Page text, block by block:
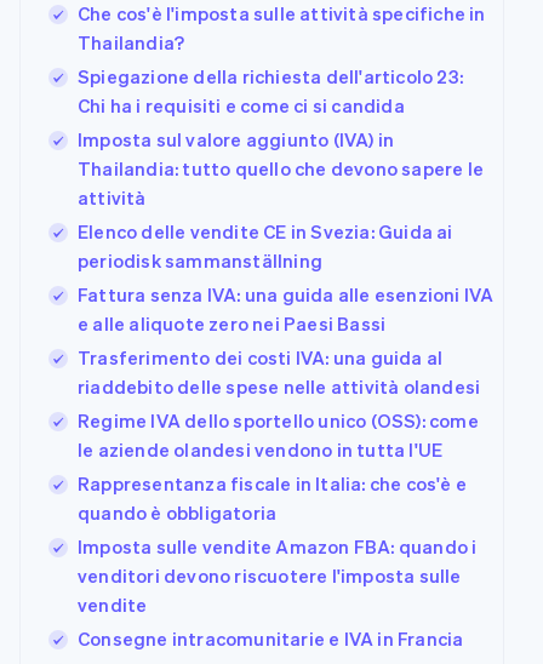
Che cos'è l'imposta sulle attività specifiche in
Thailandia?
Spiegazione della richiesta dell'articolo 23:
Chi ha i requisiti e come ci si candida
Imposta sul valore aggiunto (IVA) in
Thailandia: tutto quello che devono sapere le
attività
Elenco delle vendite CE in Svezia: Guida ai
periodisk sammanställning
Fattura senza IVA: una guida alle esenzioni IVA
e alle aliquote zero nei Paesi Bassi
Trasferimento dei costi IVA: una guida al
riaddebito delle spese nelle attività olandesi
Regime IVA dello sportello unico (OSS): come
le aziende olandesi vendono in tutta l'UE
Rappresentanza fiscale in Italia: che cos'è e
quando è obbligatoria
Imposta sulle vendite Amazon FBA: quando i
venditori devono riscuotere l'imposta sulle
vendite
Consegne intracomunitarie e IVA in Francia